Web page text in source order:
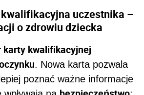
uczestnika –
o zdrowiu dziecka
karty kwalifikacyjnej
. Nowa karta pozwala
poznać ważne informacje